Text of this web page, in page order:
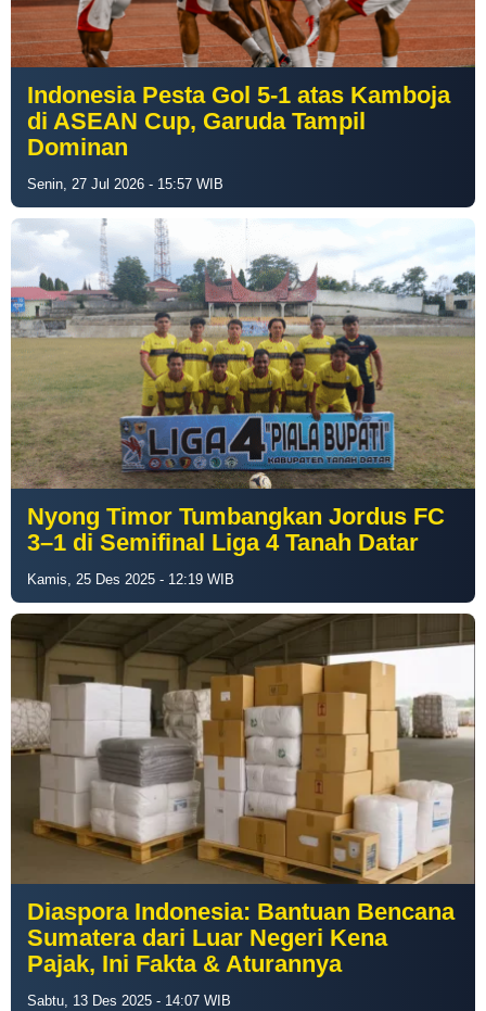
Indonesia Pesta Gol 5-1 atas Kamboja
di ASEAN Cup, Garuda Tampil
Dominan
Senin, 27 Jul 2026 - 15:57 WIB
Nyong Timor Tumbangkan Jordus FC
3–1 di Semifinal Liga 4 Tanah Datar
Kamis, 25 Des 2025 - 12:19 WIB
Diaspora Indonesia: Bantuan Bencana
Sumatera dari Luar Negeri Kena
Pajak, Ini Fakta & Aturannya
Sabtu, 13 Des 2025 - 14:07 WIB